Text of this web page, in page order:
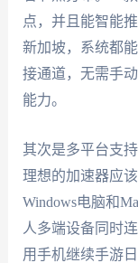
点，并且能智能
新加坡，系统都
接通道，无需手
能力。
其次是多平台支
理想的加速器应
Windows电脑和
人多端设备同时
用手机继续手游